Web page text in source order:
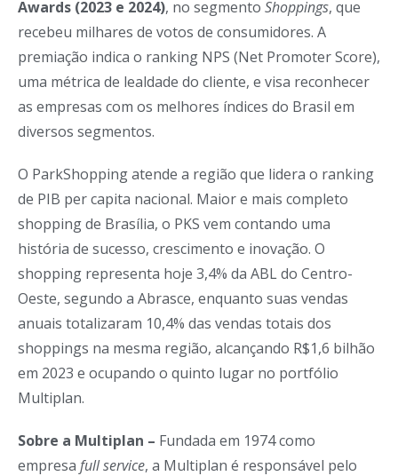
Awards (2023 e 2024), no segmento Shoppings, que
recebeu milhares de votos de consumidores. A
premiação indica o ranking NPS (Net Promoter Score),
uma métrica de lealdade do cliente, e visa reconhecer
as empresas com os melhores índices do Brasil em
diversos segmentos.
O ParkShopping atende a região que lidera o ranking
de PIB per capita nacional. Maior e mais completo
shopping de Brasília, o PKS vem contando uma
história de sucesso, crescimento e inovação. O
shopping representa hoje 3,4% da ABL do Centro-
Oeste, segundo a Abrasce, enquanto suas vendas
anuais totalizaram 10,4% das vendas totais dos
shoppings na mesma região, alcançando R$1,6 bilhão
em 2023 e ocupando o quinto lugar no portfólio
Multiplan.
Sobre a Multiplan – Fundada em 1974 como
empresa full service, a Multiplan é responsável pelo